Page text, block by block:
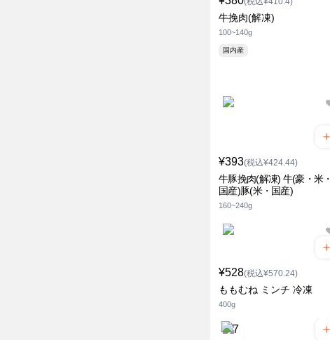
牛挽肉(解凍)
100~140g
国内産
¥393(税込¥424.44)
牛豚挽肉(解凍) 牛(豪・米・
国産)豚(米・国産)
160~240g
¥528(税込¥570.24)
ももむね ミンチ 冷凍
400g